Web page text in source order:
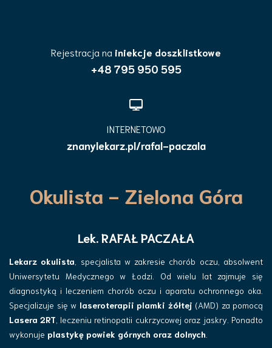
Rejestracja na iniekcje doszklistkowe
+48 795 950 595
INTERNETOWO
znanylekarz.pl/rafal-paczala
Okulista - Zielona Góra
Lek. RAFAŁ PACZAŁA
Lekarz okulista , specjalista w zakresie chorób oczu, absolwent
Uniwersytetu Medycznego w Łodzi. Od wielu lat zajmuje się
diagnostyką i leczeniem chorób oczu i aparatu ochronnego oka.
Specjalizuje się w laseroterapii plamki żółtej (AMD) za pomocą
Lasera 2RT , leczeniu retinopatii cukrzycowej oraz jaskry. Ponadto
wykonuje plastykę powiek górnych oraz dolnych